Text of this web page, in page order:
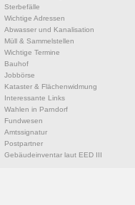
Sterbefälle
Wichtige Adressen
Abwasser und Kanalisation
Müll & Sammelstellen
Wichtige Termine
Bauhof
Jobbörse
Kataster & Flächenwidmung
Interessante Links
Wahlen in Parndorf
Fundwesen
Amtssignatur
Postpartner
Gebäudeinventar laut EED III